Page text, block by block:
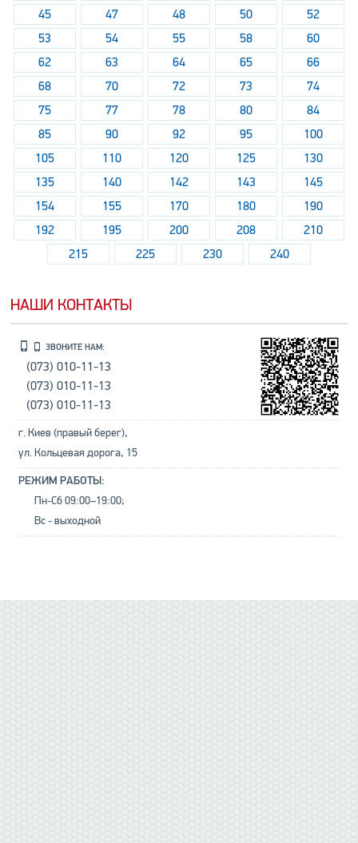
45
47 48 50
52
53
54 55 58
60
62
63 64 65
66
68
70 72 73
74
75
77 78 80
84
85
90 92 95
100
105
110 120 125
130
135
140 142 143
145
154
155 170 180
190
192
195 200 208
210
215
225 230 240
НАШИ КОНТАКТЫ
ЗВОНИТЕ НАМ:
(073) 010-11-13
(073) 010-11-13
(073) 010-11-13
г. Киев (правый берег),
ул. Кольцевая дорога, 15
РЕЖИМ РАБОТЫ:
Пн-Сб 09:00–19:00;
Вс - выходной